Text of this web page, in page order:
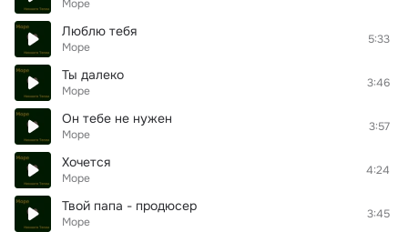
Море
Люблю тебя
Море
5:33
Ты далеко
Море
3:46
Он тебе не нужен
Море
3:57
Хочется
Море
4:24
Твой папа - продюсер
Море
3:45